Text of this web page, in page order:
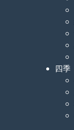
四季